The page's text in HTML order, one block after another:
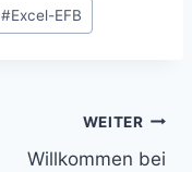
#Excel-EFB
WEITER
Willkommen bei